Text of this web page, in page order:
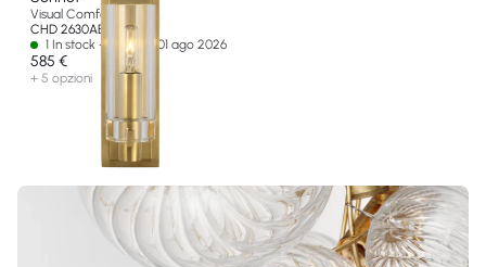
Visual Comfort & Co
CHD 2630AB-CG-EU
1 In stock - Ships by 01 ago 2026
585 €
+ 5 opzioni